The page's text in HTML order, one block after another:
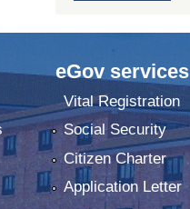
eGov services
Vital Registration
Social Security
Citizen Charter
Application Letter